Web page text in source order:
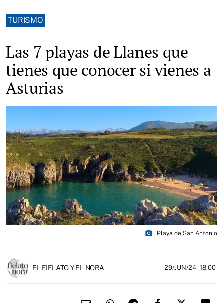
TURISMO
Las 7 playas de Llanes que
tienes que conocer si vienes a
Asturias
photo_camera Playa de San Antonio
EL FIELATO Y EL NORA 29/JUN/24- 18:00